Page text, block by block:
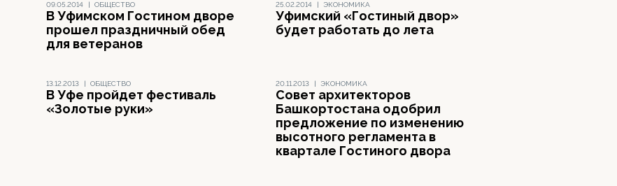
09.05.2014 | ОБЩЕСТВО
В Уфимском Гостином дворе
прошел праздничный обед
для ветеранов
25.02.2014 | ЭКОНОМИКА
Уфимский «Гостиный двор»
будет работать до лета
13.12.2013 | ОБЩЕСТВО
В Уфе пройдет фестиваль
«Золотые руки»
20.11.2013 | ЭКОНОМИКА
Совет архитекторов
Башкортостана одобрил
предложение по изменению
высотного регламента в
квартале Гостиного двора